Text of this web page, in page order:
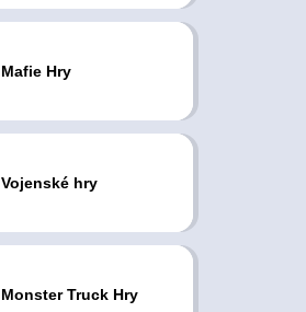
Mafie Hry
Vojenské hry
Monster Truck Hry